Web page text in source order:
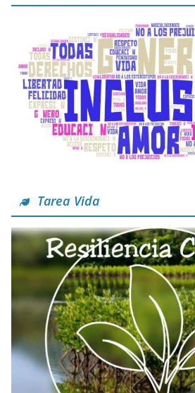
Tarea Vida